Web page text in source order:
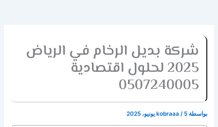
شركة بديل الرخام في الرياض
2025 لحلول اقتصادية
0507240005
بواسطة kobraaa / 5 يونيو، 2025